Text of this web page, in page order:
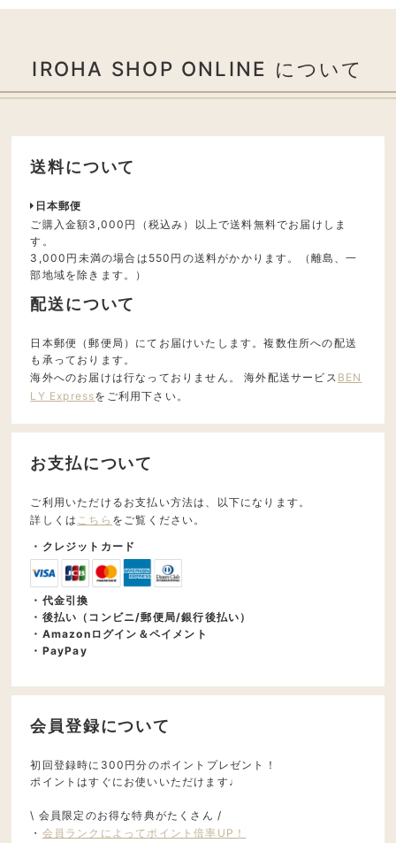
IROHA SHOP ONLINE について
送料について
日本郵便
ご購入金額3,000円（税込み）以上で送料無料でお届けしま
す。
3,000円未満の場合は550円の送料がかかります。（離島、一
部地域を除きます。）
配送について
日本郵便（郵便局）にてお届けいたします。複数住所への配送
も承っております。
海外へのお届けは行なっておりません。 海外配送サービス BEN
LY Expressをご利用下さい。
お支払について
ご利用いただけるお支払い方法は、以下になります。
詳しくは こちら をご覧ください。
・クレジットカード
・代金引換
・後払い（コンビニ/郵便局/銀行後払い）
・Amazonログイン＆ペイメント
・PayPay
会員登録について
初回登録時に300円分のポイントプレゼント！
ポイントはすぐにお使いいただけます♩
\ 会員限定のお得な特典がたくさん /
・ 会員ランクによってポイント倍率UP！